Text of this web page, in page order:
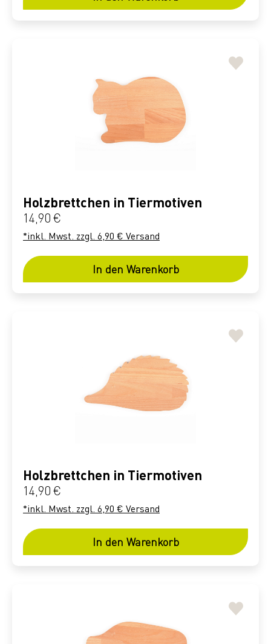
Holzbrettchen in Tiermotiven
Regulärer Preis:
14,90 €
*inkl. Mwst. zzgl. 6,90 € Versand
In den Warenkorb
Holzbrettchen in Tiermotiven
Regulärer Preis:
14,90 €
*inkl. Mwst. zzgl. 6,90 € Versand
In den Warenkorb